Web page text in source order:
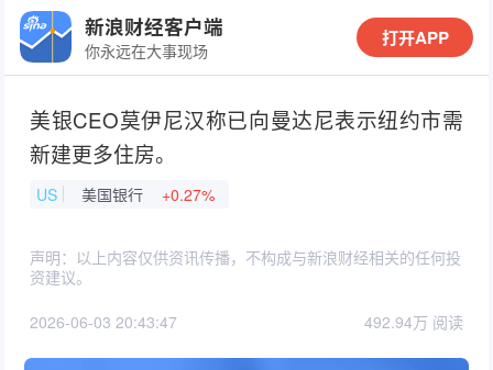
新浪财经客户端
你永远在大事现场
打开APP
美银CEO莫伊尼汉称已向曼达尼表示纽约市需
新建更多住房。
US 美国银行 +0.27%
声明：以上内容仅供资讯传播，不构成与新浪财经相关的任何投
资建议。
2026-06-03 20:43:47 492.94万 阅读